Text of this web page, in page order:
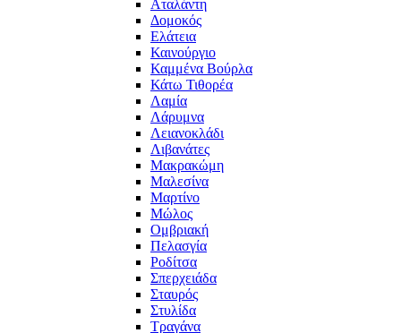
Αταλάντη
Δομοκός
Ελάτεια
Καινούργιο
Καμμένα Βούρλα
Κάτω Τιθορέα
Λαμία
Λάρυμνα
Λειανοκλάδι
Λιβανάτες
Μακρακώμη
Μαλεσίνα
Μαρτίνο
Μώλος
Ομβριακή
Πελασγία
Ροδίτσα
Σπερχειάδα
Σταυρός
Στυλίδα
Τραγάνα